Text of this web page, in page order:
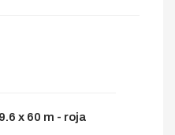
x 60 m - roja